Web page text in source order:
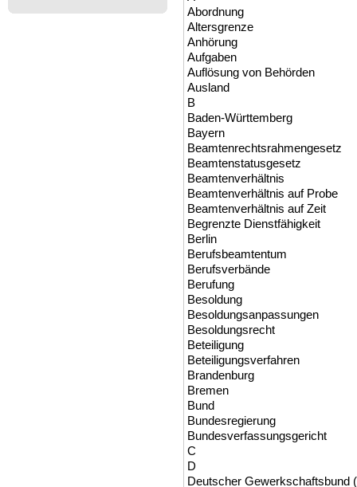
Abordnung
Altersgrenze
Anhörung
Aufgaben
Auflösung von Behörden
Ausland
B
Baden-Württemberg
Bayern
Beamtenrechtsrahmengesetz
Beamtenstatusgesetz
Beamtenverhältnis
Beamtenverhältnis auf Probe
Beamtenverhältnis auf Zeit
Begrenzte Dienstfähigkeit
Berlin
Berufsbeamtentum
Berufsverbände
Berufung
Besoldung
Besoldungsanpassungen
Besoldungsrecht
Beteiligung
Beteiligungsverfahren
Brandenburg
Bremen
Bund
Bundesregierung
Bundesverfassungsgericht
C
D
Deutscher Gewerkschaftsbund